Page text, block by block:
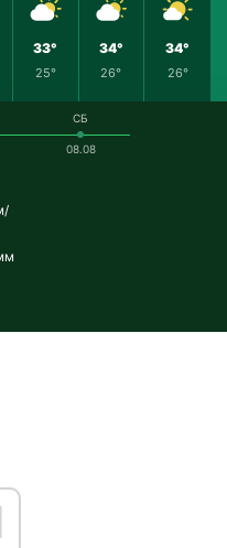
33°
25°
34°
26°
34°
26°
СБ
08.08